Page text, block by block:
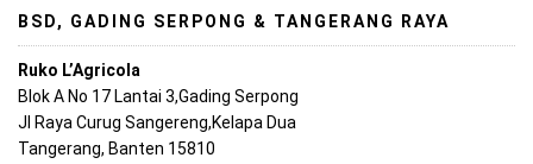
BSD, GADING SERPONG & TANGERANG RAYA
Ruko L’Agricola
Blok A No 17 Lantai 3,Gading Serpong
Jl Raya Curug Sangereng,Kelapa Dua
Tangerang, Banten 15810